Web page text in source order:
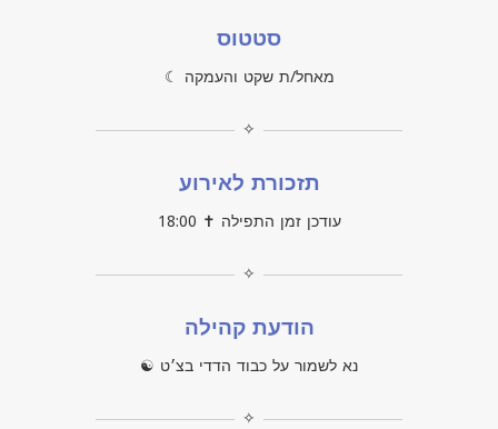
סטטוס
מאחל/ת שקט והעמקה ☾
✧
תזכורת לאירוע
עודכן זמן התפילה ✝ 18:00
✧
הודעת קהילה
נא לשמור על כבוד הדדי בצ׳ט ☯
✧